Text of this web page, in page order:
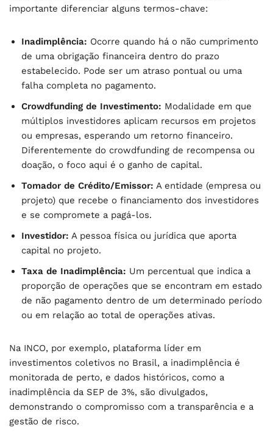
importante diferenciar alguns termos-chave:
Inadimplência: Ocorre quando há o não cumprimento
de uma obrigação financeira dentro do prazo
estabelecido. Pode ser um atraso pontual ou uma
falha completa no pagamento.
Crowdfunding de Investimento: Modalidade em que
múltiplos investidores aplicam recursos em projetos
ou empresas, esperando um retorno financeiro.
Diferentemente do crowdfunding de recompensa ou
doação, o foco aqui é o ganho de capital.
Tomador de Crédito/Emissor: A entidade (empresa ou
projeto) que recebe o financiamento dos investidores
e se compromete a pagá-los.
Investidor: A pessoa física ou jurídica que aporta
capital no projeto.
Taxa de Inadimplência: Um percentual que indica a
proporção de operações que se encontram em estado
de não pagamento dentro de um determinado período
ou em relação ao total de operações ativas.
Na INCO, por exemplo, plataforma líder em
investimentos coletivos no Brasil, a inadimplência é
monitorada de perto, e dados históricos, como a
inadimplência da SEP de 3%, são divulgados,
demonstrando o compromisso com a transparência e a
gestão de risco.